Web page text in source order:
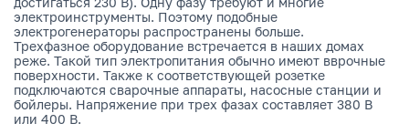
электроинструменты. Поэтому подобные
электрогенераторы распространены больше.
Трехфазное оборудование встречается в наших домах
реже. Такой тип электропитания обычно имеют вврочные
поверхности. Также к соответствующей розетке
подключаются сварочные аппараты, насосные станции и
бойлеры. Напряжение при трех фазах составляет 380 В
или 400 В.